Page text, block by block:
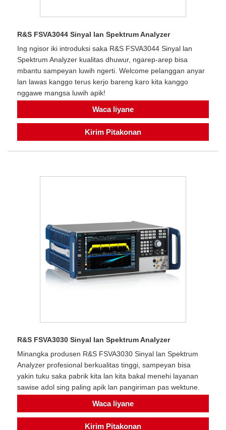
R&S FSVA3044 Sinyal lan Spektrum Analyzer
Ing ngisor iki introduksi saka R&S FSVA3044 Sinyal lan
Spektrum Analyzer kualitas dhuwur, ngarep-arep bisa
mbantu sampeyan luwih ngerti. Welcome pelanggan anyar
lan lawas kanggo terus kerjo bareng karo kita kanggo
nggawe mangsa luwih apik!
Waca liyane
Kirim Pitakonan
R&S FSVA3030 Sinyal lan Spektrum Analyzer
Minangka produsen R&S FSVA3030 Sinyal lan Spektrum
Analyzer profesional berkualitas tinggi, sampeyan bisa
yakin tuku saka pabrik kita lan kita bakal menehi layanan
sawise adol sing paling apik lan pangiriman pas wektune.
Waca liyane
Kirim Pitakonan